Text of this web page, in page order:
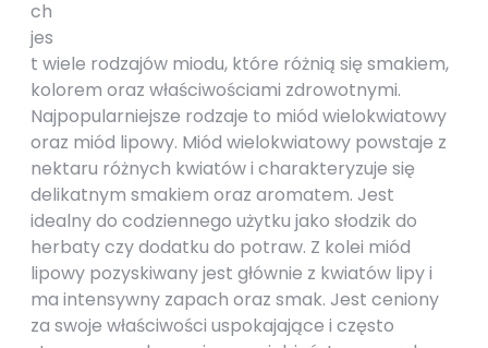
ch
jes
t wiele rodzajów miodu, które różnią się smakiem,
kolorem oraz właściwościami zdrowotnymi.
Najpopularniejsze rodzaje to miód wielokwiatowy
oraz miód lipowy. Miód wielokwiatowy powstaje z
nektaru różnych kwiatów i charakteryzuje się
delikatnym smakiem oraz aromatem. Jest
idealny do codziennego użytku jako słodzik do
herbaty czy dodatku do potraw. Z kolei miód
lipowy pozyskiwany jest głównie z kwiatów lipy i
ma intensywny zapach oraz smak. Jest ceniony
za swoje właściwości uspokajające i często